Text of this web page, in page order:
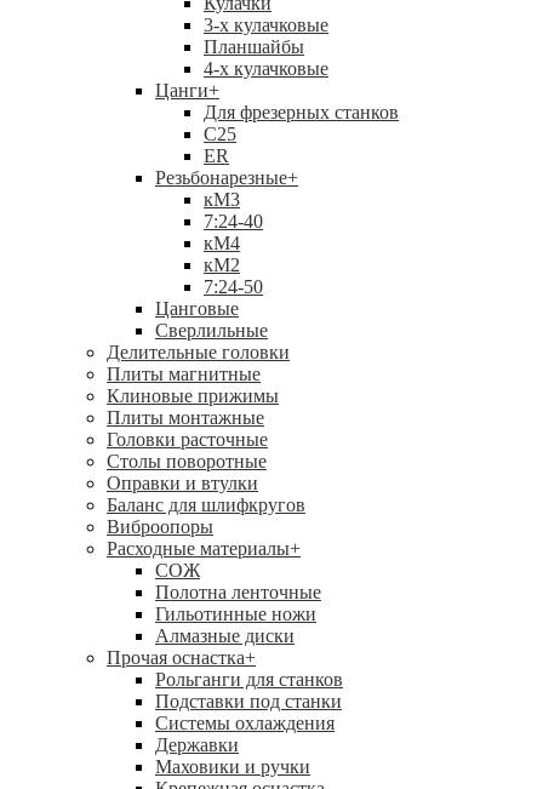
3-х кулачковые
Планшайбы
4-х кулачковые
Цанги+
Для фрезерных станков
С25
ER
Резьбонарезные+
кМ3
7:24-40
кМ4
кМ2
7:24-50
Цанговые
Сверлильные
Делительные головки
Плиты магнитные
Клиновые прижимы
Плиты монтажные
Головки расточные
Столы поворотные
Оправки и втулки
Баланс для шлифкругов
Виброопоры
Расходные материалы+
СОЖ
Полотна ленточные
Гильотинные ножи
Алмазные диски
Прочая оснастка+
Рольганги для станков
Подставки под станки
Системы охлаждения
Державки
Маховики и ручки